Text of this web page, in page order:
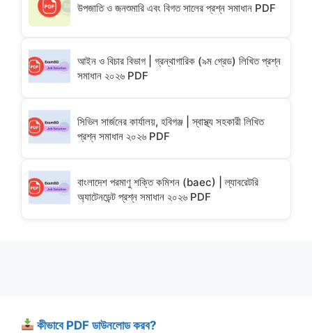
উপজাতি ও জনশুমারি এবং বিগত সালের প্রশ্ন সমাধান PDF
আইন ও বিচার বিভাগ | গ্রন্থাগারিক (৯ম গ্রেড) লিখিত প্রশ্ন
সমাধান ২০২৬ PDF
সিভিল সার্জনের কার্যালয়, হবিগঞ্জ | স্বাস্থ্য সহকারী লিখিত
প্রশ্ন সমাধান ২০২৬ PDF
বাংলাদেশ পরমাণু শক্তি কমিশন (baec) | ল্যাবরেটরি
অ্যাটেনডেন্ট প্রশ্ন সমাধান ২০২৬ PDF
কীভাবে PDF ডাউনলোড করব?